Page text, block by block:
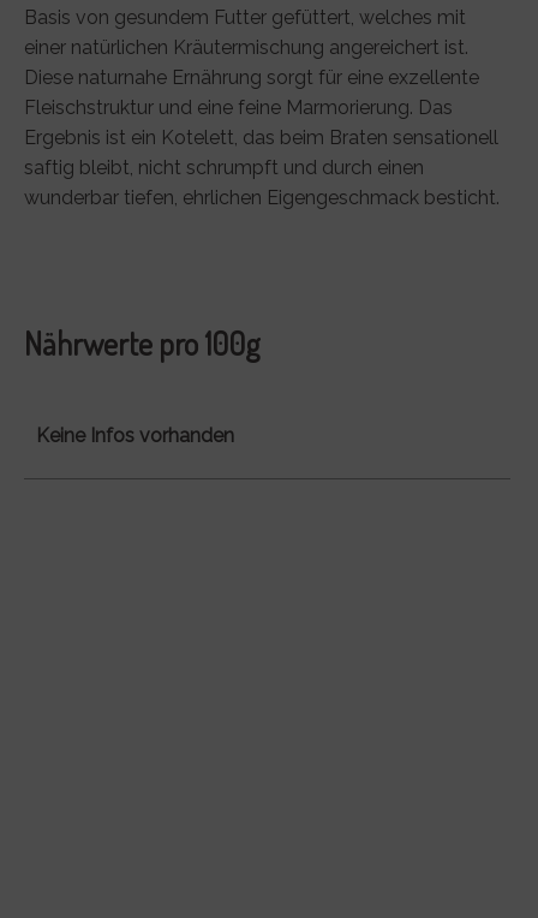
Basis von gesundem Futter gefüttert, welches mit
einer natürlichen Kräutermischung angereichert ist.
Diese naturnahe Ernährung sorgt für eine exzellente
Fleischstruktur und eine feine Marmorierung. Das
Ergebnis ist ein Kotelett, das beim Braten sensationell
saftig bleibt, nicht schrumpft und durch einen
wunderbar tiefen, ehrlichen Eigengeschmack besticht.
Nährwerte pro 100g
Keine Infos vorhanden